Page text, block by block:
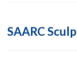
SAARC